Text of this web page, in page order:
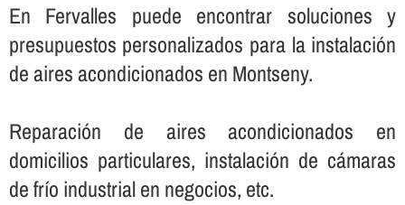
En Fervalles puede encontrar soluciones y
presupuestos personalizados para la instalación
de aires acondicionados en Montseny.
Reparación de aires acondicionados en
domicilios particulares, instalación de cámaras
de frí­o industrial en negocios, etc.